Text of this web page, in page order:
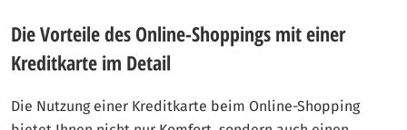
Die Vorteile des Online-Shoppings mit einer
Kreditkarte im Detail
Die Nutzung einer Kreditkarte beim Online-Shopping